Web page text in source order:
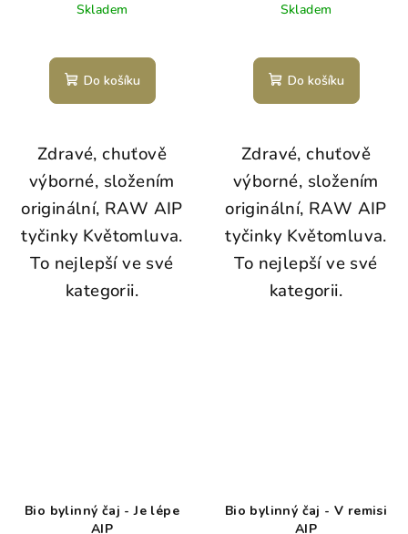
Skladem
Do košíku
Zdravé, chuťově
výborné, složením
originální, RAW AIP
tyčinky Květomluva.
To nejlepší ve své
kategorii.
Skladem
Do košíku
Zdravé, chuťově
výborné, složením
originální, RAW AIP
tyčinky Květomluva.
To nejlepší ve své
kategorii.
Bio bylinný čaj - Je lépe
AIP
Bio bylinný čaj - V remisi
AIP